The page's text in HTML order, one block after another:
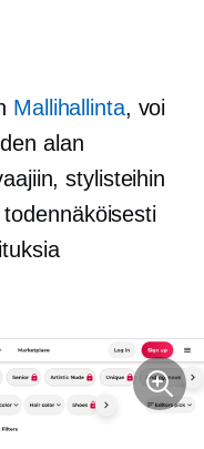
Mallihallinta, voi
alan
stylisteihin